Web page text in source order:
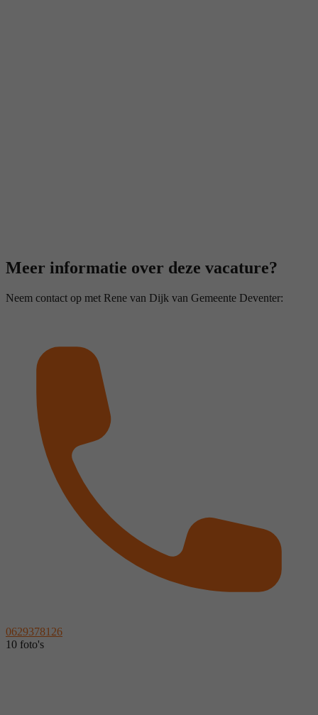
Meer informatie over deze vacature?
Neem contact op met Rene van Dijk van Gemeente Deventer:
0629378126
10 foto's